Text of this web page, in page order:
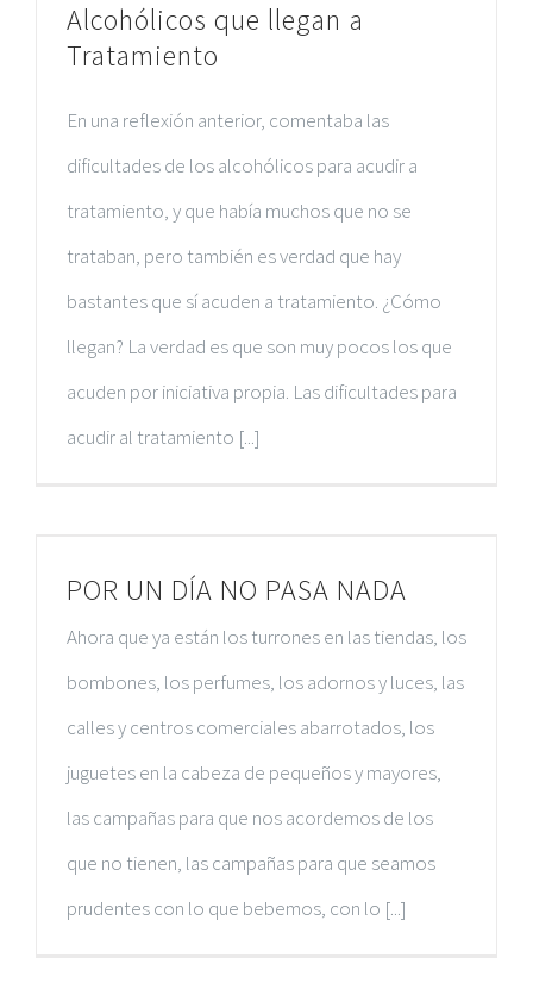
Alcohólicos que llegan a
Tratamiento
En una reflexión anterior, comentaba las
dificultades de los alcohólicos para acudir a
tratamiento, y que había muchos que no se
trataban, pero también es verdad que hay
bastantes que sí acuden a tratamiento. ¿Cómo
llegan? La verdad es que son muy pocos los que
acuden por iniciativa propia. Las dificultades para
acudir al tratamiento [...]
POR UN DÍA NO PASA NADA
Ahora que ya están los turrones en las tiendas, los
bombones, los perfumes, los adornos y luces, las
calles y centros comerciales abarrotados, los
juguetes en la cabeza de pequeños y mayores,
las campañas para que nos acordemos de los
que no tienen, las campañas para que seamos
prudentes con lo que bebemos, con lo [...]